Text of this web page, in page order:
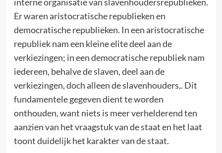
Er waren aristocratische republieken en
democratische republieken. In een aristocratische
republiek nam een kleine elite deel aan de
verkiezingen; in een democratische republiek nam
iedereen, behalve de slaven, deel aan de
verkiezingen, doch alleen de slavenhouders,. Dit
fundamentele gegeven dient te worden
onthouden, want niets is meer verhelderend ten
aanzien van het vraagstuk van de staat en het laat
toont duidelijk het karakter van de staat.